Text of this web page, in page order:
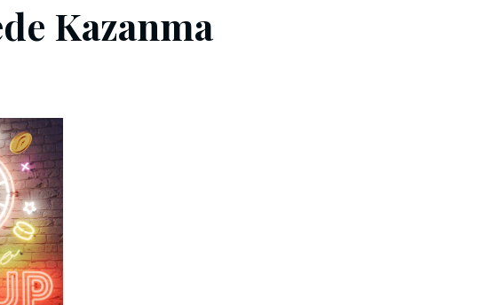
Kazanma